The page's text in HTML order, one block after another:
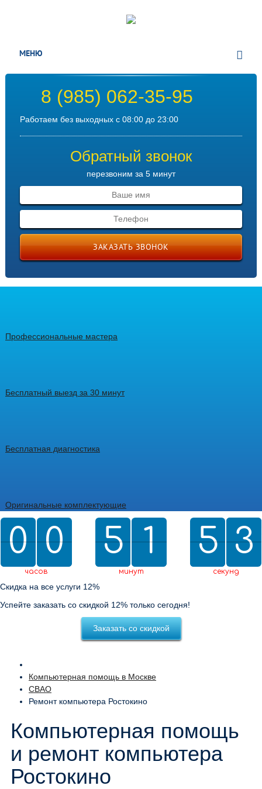
МЕНЮ
8 (985) 062-35-95
Работаем без выходных с 08:00 до 23:00
Обратный звонок
перезвоним за 5 минут
ЗАКАЗАТЬ ЗВОНОК
Профессиональные мастера
Бесплатный выезд за 30 минут
Бесплатная диагностика
Оригинальные комплектующие
0
0 0
0
часов
5
5 2
1
1
2
минут
0
5
5
0 3
2
2
3
секунд
Скидка на все услуги 12%
Успейте заказать со скидкой 12% только сегодня!
Заказать со скидкой
Компьютерная помощь в Москве
СВАО
Ремонт компьютера Ростокино
Компьютерная помощь
и ремонт компьютера
Ростокино